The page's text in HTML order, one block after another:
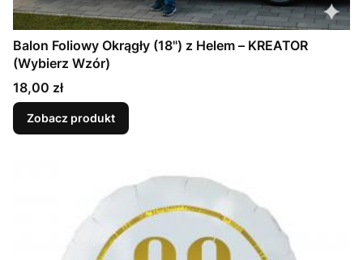
Balon Foliowy Okrągły (18") z Helem – KREATOR
(Wybierz Wzór)
Cena
18,00 zł
Zobacz produkt